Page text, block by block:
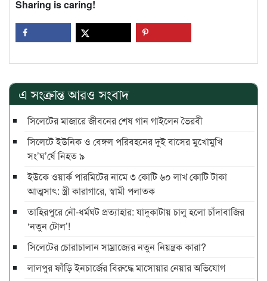
Sharing is caring!
এ সংক্রান্ত আরও সংবাদ
সিলেটের মাজারে জীবনের শেষ গান গাইলেন ভৈরবী
সিলেটে ইউনিক ও বেঙ্গল পরিবহনের দুই বাসের মুখোমুখি
সং’ঘ’র্ষে নিহত ৯
ইউকে ওয়ার্ক পারমিটের নামে ৩ কোটি ৬০ লাখ কোটি টাকা
আত্মসাৎ: স্ত্রী কারাগারে, স্বামী পলাতক
তাহিরপুরে নৌ-ধর্মঘট প্রত্যাহার: যাদুকাটায় চালু হলো চাঁদাবাজির
‘নতুন টোল’!
সিলেটের চোরাচালান সাম্রাজ্যের নতুন নিয়ন্ত্রক কারা?
লালপুর ফাঁড়ি ইনচার্জের বিরুদ্ধে মাসোয়ার নেয়ার অভিযোগ